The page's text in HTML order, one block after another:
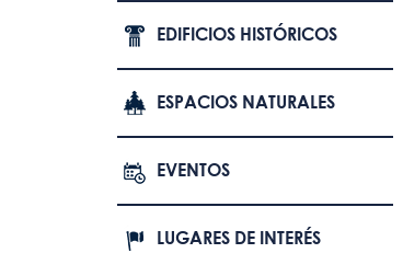
EDIFICIOS HISTÓRICOS
ESPACIOS NATURALES
EVENTOS
LUGARES DE INTERÉS